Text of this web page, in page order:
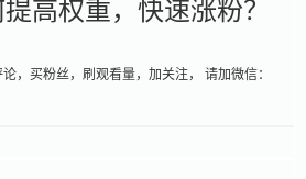
高权重，快速涨粉？
，买粉丝，刷观看量，加关注， 请加微信：